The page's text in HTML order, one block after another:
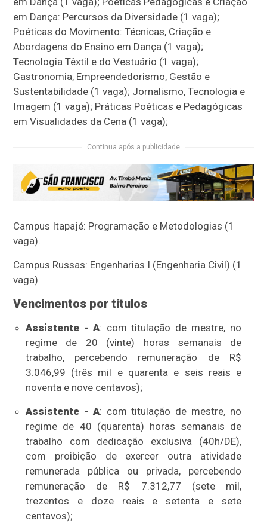
em Dança: Percursos da Diversidade (1 vaga);
Poéticas do Movimento: Técnicas, Criação e
Abordagens do Ensino em Dança (1 vaga);
Tecnologia Têxtil e do Vestuário (1 vaga);
Gastronomia, Empreendedorismo, Gestão e
Sustentabilidade (1 vaga); Jornalismo, Tecnologia e
Imagem (1 vaga); Práticas Poéticas e Pedagógicas
em Visualidades da Cena (1 vaga);
Continua após a publicidade
Campus Itapajé: Programação e Metodologias (1
vaga).
Campus Russas: Engenharias I (Engenharia Civil) (1
vaga)
Vencimentos por títulos
Assistente - A: com titulação de mestre, no
regime de 20 (vinte) horas semanais de
trabalho, percebendo remuneração de R$
3.046,99 (três mil e quarenta e seis reais e
noventa e nove centavos);
Assistente - A: com titulação de mestre, no
regime de 40 (quarenta) horas semanais de
trabalho com dedicação exclusiva (40h/DE),
com proibição de exercer outra atividade
remunerada pública ou privada, percebendo
remuneração de R$ 7.312,77 (sete mil,
trezentos e doze reais e setenta e sete
centavos);